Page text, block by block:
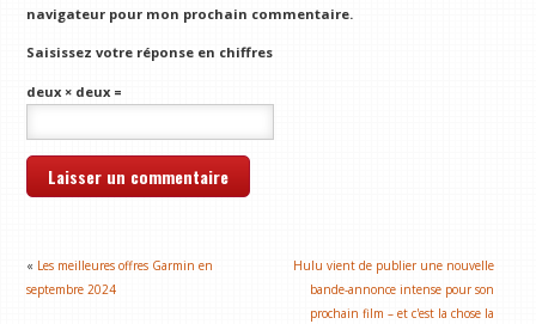
navigateur pour mon prochain commentaire.
Saisissez votre réponse en chiffres
deux × deux =
« Les meilleures offres Garmin en
septembre 2024
Hulu vient de publier une nouvelle
bande-annonce intense pour son
prochain film – et c'est la chose la